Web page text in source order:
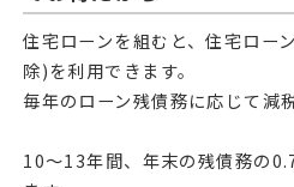
住宅ローンを組むと、住宅ロー
除)を利用できます。
毎年のローン残債務に応じて減
10～13年間、年末の残債務の